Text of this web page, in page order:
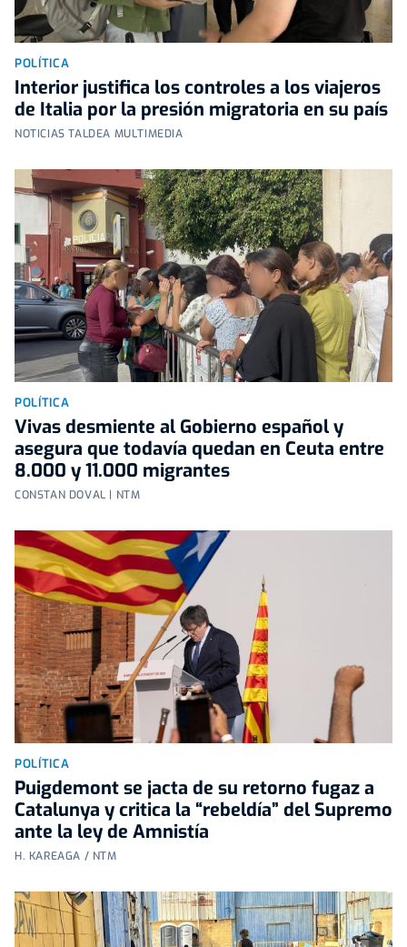
POLÍTICA
Interior justifica los controles a los viajeros
de Italia por la presión migratoria en su país
NOTICIAS TALDEA MULTIMEDIA
POLÍTICA
Vivas desmiente al Gobierno español y
asegura que todavía quedan en Ceuta entre
8.000 y 11.000 migrantes
CONSTAN DOVAL | NTM
POLÍTICA
Puigdemont se jacta de su retorno fugaz a
Catalunya y critica la “rebeldía” del Supremo
ante la ley de Amnistía
H. KAREAGA / NTM